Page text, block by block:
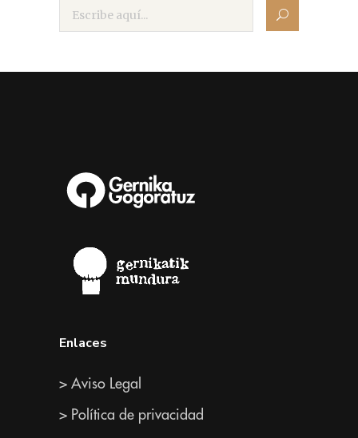
Enlaces
> Aviso Legal
> Política de privacidad